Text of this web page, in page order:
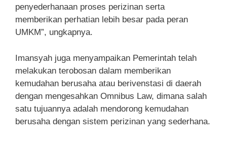
penyederhanaan proses perizinan serta
memberikan perhatian lebih besar pada peran
UMKM”, ungkapnya.
Imansyah juga menyampaikan Pemerintah telah
melakukan terobosan dalam memberikan
kemudahan berusaha atau berivenstasi di daerah
dengan mengesahkan Omnibus Law, dimana salah
satu tujuannya adalah mendorong kemudahan
berusaha dengan sistem perizinan yang sederhana.